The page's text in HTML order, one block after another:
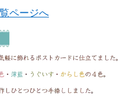
ページへ